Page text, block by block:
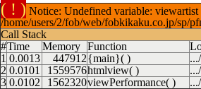
( ! ) Notice: Undefined variable: viewartist
/home/users/2/fob/web/fobkikaku.co.jp/sp/
Call Stack
#Time Memory Function
1 0.0013 447912{main}( )
2 0.0101 1559576htmlview( )
3 0.0102 1562320viewPerformance( )